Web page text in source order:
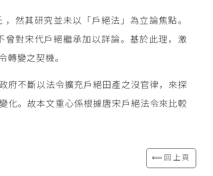
然其研究並未以「戶絕法」為立論焦點。
對宋代戶絕繼承加以詳論。基於此理，激
變之契機。
府不斷以法令擴充戶絕田產之沒官律，來探
化。故本文重心係根據唐宋戶絕法令來比較
⟸回上頁